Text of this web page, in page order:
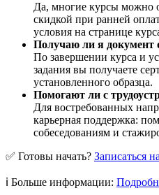
Да, многие курсы можно
скидкой при ранней
условия на странице
Получаю ли я документ
По завершении курса и
задания вы получаете
установленного образца.
Помогают ли с
Для востребованных
карьерная поддержка:
собеседованиям и
✅ Готовы начать? Записаться
ℹ️ Больше информации: